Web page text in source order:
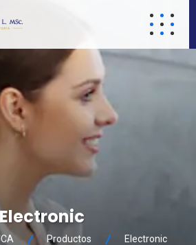
Electronic
Productos Electronic